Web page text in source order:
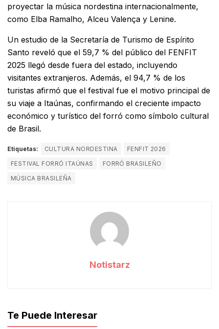
proyectar la música nordestina internacionalmente,
como Elba Ramalho, Alceu Valença y Lenine.
Un estudio de la Secretaría de Turismo de Espírito
Santo reveló que el 59,7 % del público del FENFIT
2025 llegó desde fuera del estado, incluyendo
visitantes extranjeros. Además, el 94,7 % de los
turistas afirmó que el festival fue el motivo principal de
su viaje a Itaúnas, confirmando el creciente impacto
económico y turístico del forró como símbolo cultural
de Brasil.
Etiquetas: CULTURA NORDESTINA
FENFIT 2026
FESTIVAL FORRÓ ITAÚNAS
FORRÓ BRASILEÑO
MÚSICA BRASILEÑA
Notistarz
Te Puede Interesar